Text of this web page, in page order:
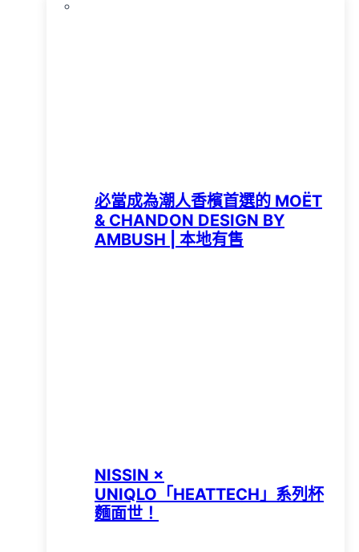
必當成為潮人香檳首選的 MOËT
& CHANDON DESIGN BY
AMBUSH | 本地有售
NISSIN ×
UNIQLO「HEATTECH」系列杯
麵面世！